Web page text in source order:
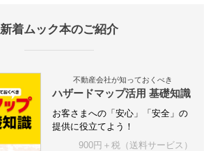
新着ムック本のご紹介
不動産会社が知っておくべき
ハザードマップ活用 基礎知識
お客さまへの「安心」「安全」の
提供に役立てよう！
900円＋税（送料サービス）